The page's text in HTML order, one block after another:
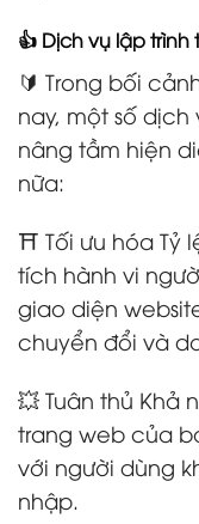
👍 Dịch vụ lập
🔰 Trong bối
nay, một số
nâng tầm hiện
nữa:
⛩️ Tối ưu hóa Tỷ
tích hành vi
giao diện
chuyển đổi và
💥 Tuân thủ Khả
trang web của
với người dùng
nhập.